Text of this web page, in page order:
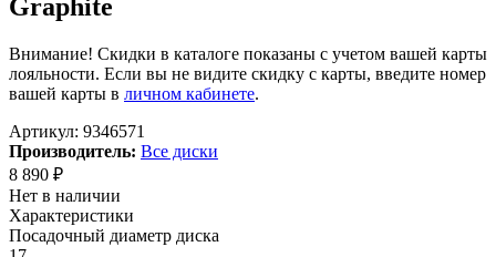
Graphite
Внимание! Скидки в каталоге показаны с учетом вашей карты
лояльности. Если вы не видите скидку с карты, введите номер
вашей карты в личном кабинете.
Артикул: 9346571
Производитель: Все диски
8 890 ₽
Нет в наличии
Характеристики
Посадочный диаметр диска